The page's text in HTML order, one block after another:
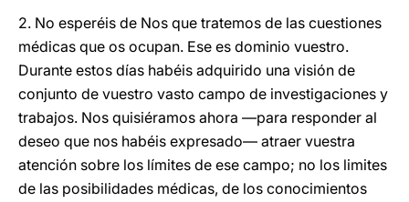
2. No esperéis de Nos que tratemos de las cuestiones
médicas que os ocupan. Ese es dominio vuestro.
Durante estos días habéis adquirido una visión de
conjunto de vuestro vasto campo de investigaciones y
trabajos. Nos quisiéramos ahora —para responder al
deseo que nos habéis expresado— atraer vuestra
atención sobre los límites de ese campo; no los limites
de las posibilidades médicas, de los conocimientos